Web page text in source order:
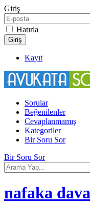
Giriş
Hatırla
Kayıt
Sorular
Beğenilenler
Cevaplanmamış
Kategoriler
Bir Soru Sor
Bir Soru Sor
nafaka